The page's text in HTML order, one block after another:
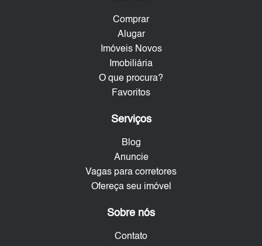
Comprar
Alugar
Imóveis Novos
Imobiliária
O que procura?
Favoritos
Serviços
Blog
Anuncie
Vagas para corretores
Ofereça seu imóvel
Sobre nós
Contato